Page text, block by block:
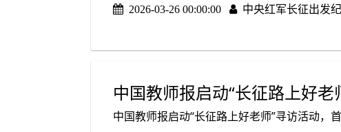
2026-03-26 00:00:00 中央红军长征出发
中国教师报启动“长征路上好
中国教师报启动“长征路上好老师”寻访活动，